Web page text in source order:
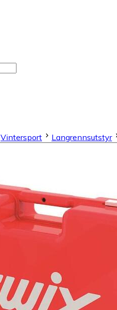
Vintersport Langrennsutstyr